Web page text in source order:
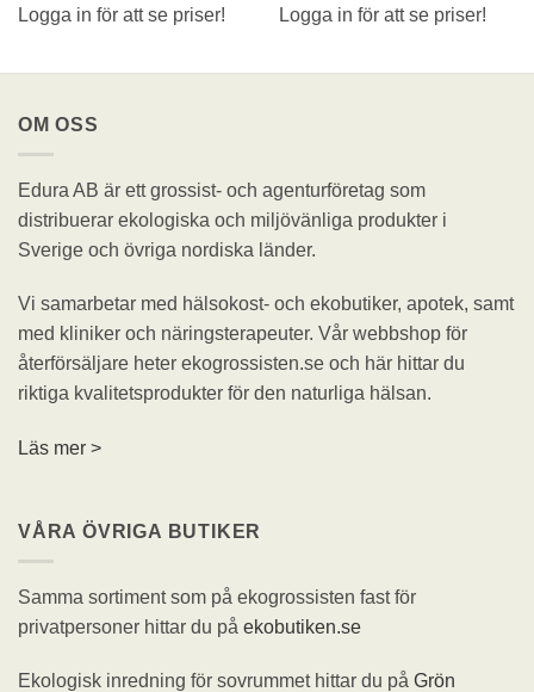
Logga in för att se priser! Logga in för att se priser!
OM OSS
Edura AB är ett grossist- och agenturföretag som
distribuerar ekologiska och miljövänliga produkter i
Sverige och övriga nordiska länder.
Vi samarbetar med hälsokost- och ekobutiker, apotek, samt
med kliniker och näringsterapeuter. Vår webbshop för
återförsäljare heter ekogrossisten.se och här hittar du
riktiga kvalitetsprodukter för den naturliga hälsan.
Läs mer >
VÅRA ÖVRIGA BUTIKER
Samma sortiment som på ekogrossisten fast för
privatpersoner hittar du på ekobutiken.se
Ekologisk inredning för sovrummet hittar du på Grön